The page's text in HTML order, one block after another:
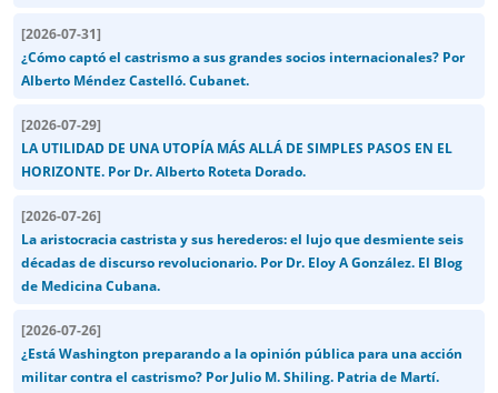
[2026-07-31]
¿Cómo captó el castrismo a sus grandes socios internacionales? Por
Alberto Méndez Castelló. Cubanet.
[2026-07-29]
LA UTILIDAD DE UNA UTOPÍA MÁS ALLÁ DE SIMPLES PASOS EN EL
HORIZONTE. Por Dr. Alberto Roteta Dorado.
[2026-07-26]
La aristocracia castrista y sus herederos: el lujo que desmiente seis
décadas de discurso revolucionario. Por Dr. Eloy A González. El Blog
de Medicina Cubana.
[2026-07-26]
¿Está Washington preparando a la opinión pública para una acción
militar contra el castrismo? Por Julio M. Shiling. Patria de Martí.